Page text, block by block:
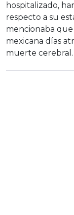
hospitalizado,
respecto a su
mencionaba
mexicana días
muerte cerebral.